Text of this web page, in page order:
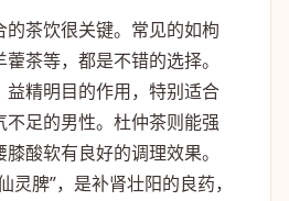
的茶饮很关键。常见的如枸
茶等，都是不错的选择。
益精明目的作用，特别适合
不足的男性。杜仲茶则能强
酸软有良好的调理效果。
灵脾”，是补肾壮阳的良药，